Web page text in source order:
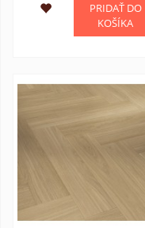
PRIDAŤ DO
KOŠÍKA